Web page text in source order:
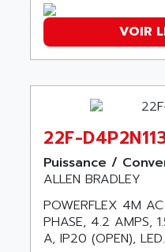
KDS
DIAX 04
DIAX 4
cms3
CMS
PARVEX
ADANI PSC
ADAPTATER
ADAPTATIVE
ADAPTEC
ADAPTORR
ADAS
ADC AUTOMATICA
ADDA
ADDER
ADDI DATA
ADEL SYSTEM
VOIR
22F-
Puissance /
ALLEN BRADLEY
POWERFLEX 4M
PHASE, 4.2 AMPS,
A, IP20 (OPEN),